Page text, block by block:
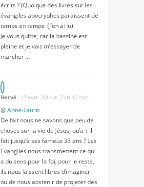
écrits ? (Quoique des livres sur les
évangiles apocryphes paraissent de
temps en temps. (j’en ai lu)
Je vous quitte, car la bassine est
pleine et je vais m’essayer de
marcher …
Hervé 13 avril 2014 at 21 h 12 min
@ Anne-Laure:
De fait nous ne savons que peu de
choses sur la vie de Jésus, qu’a-t-il
fait jusqu’à ses fameux 33 ans ? Les
Evangiles nous transmettent ce qui
a du sens pour la foi, pour le reste,
ils nous laissent libres d’imaginer
ou de nous abstenir de projeter des